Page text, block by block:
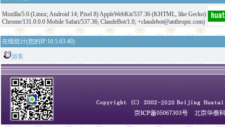
Mozilla/5.0 (Linux; Android 14; Pixel 8) AppleWebKit/537.36 (KHTML, like Gecko)
Chrome/131.0.0.0 Mobile Safari/537.36; ClaudeBot/1.0; +claudebot@anthropic.com)
在线统计(您的IP:10.5.63.40)
游客